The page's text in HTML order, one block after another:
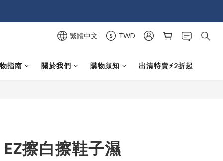
繁體中文 TWD
指南 關於我們 購物須知 出清特賣⚡️2折起
EZ擦白擦鞋子濕